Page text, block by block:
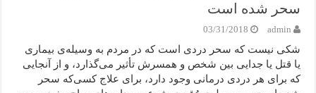
سحر شده است
admin
03/31/2018
شکی نیست که سحر دردی است که در مردم به وسیله‌ی بیماری
یا قتل یا جدایی بین شخص و همسرش تأثیر می‌گذارد، و از آنجایی
که برای هر دردی درمانی وجود دارد، برای علاج کسی‌که سحر